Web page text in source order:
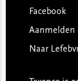
Facebook
Aanmelden
Naar